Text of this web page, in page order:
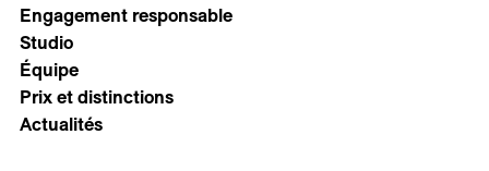
Engagement responsable
Studio
Équipe
Prix et distinctions
Actualités